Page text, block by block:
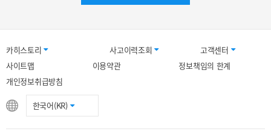
카히스토리 사고이력조회
고객센터
사이트맵
이용약관
정보책임의 한계
개인정보취급방침
한국어(KR)